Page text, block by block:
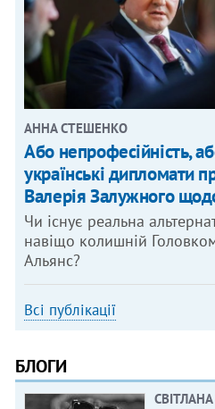
АННА СТЕШЕНКО
Або непрофесійність,
українські дипломати
Валерія Залужного
Чи існує реальна
навіщо колишній
Альянс?
Всі публікації
БЛОГИ